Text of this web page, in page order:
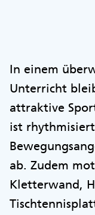
In einem
Unterricht
attraktive
ist
ab. Zudem
Kletterwand,